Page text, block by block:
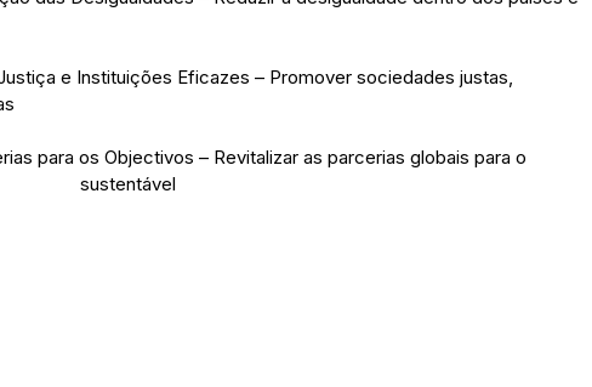
desenvolvimento 		sustentável